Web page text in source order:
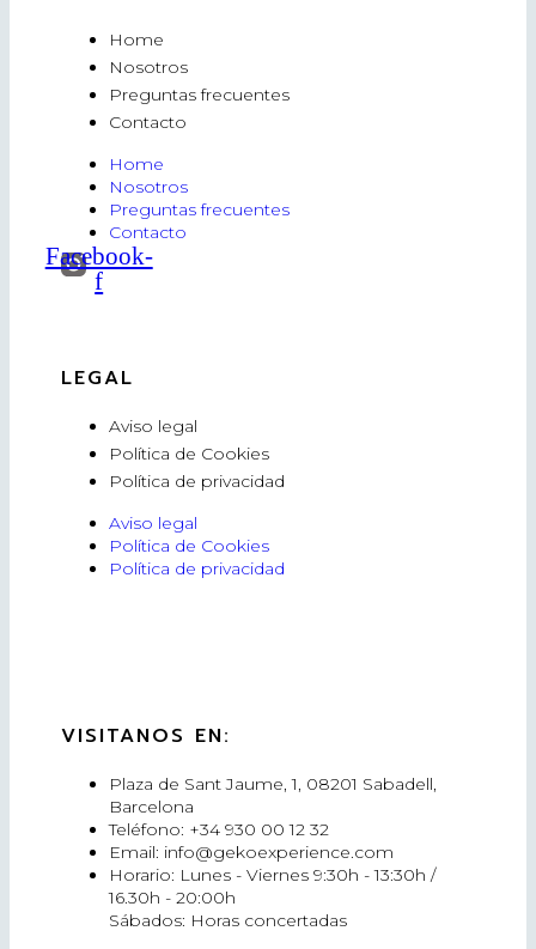
Home
Nosotros
Preguntas frecuentes
Contacto
Home
Nosotros
Preguntas frecuentes
Contacto
Facebook-
f
LEGAL
Aviso legal
Política de Cookies
Política de privacidad
Aviso legal
Política de Cookies
Política de privacidad
VISITANOS EN:
Plaza de Sant Jaume, 1, 08201 Sabadell,
Barcelona
Teléfono: +34 930 00 12 32
Email: info@gekoexperience.com
Horario: Lunes - Viernes 9:30h - 13:30h /
16.30h - 20:00h
Sábados: Horas concertadas